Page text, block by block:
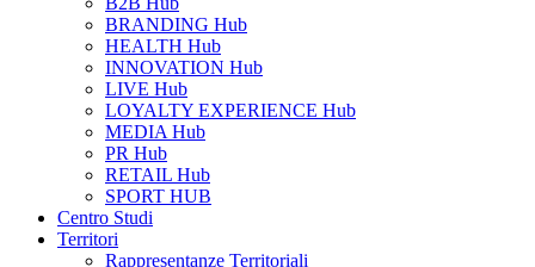
BRANDING Hub
HEALTH Hub
INNOVATION Hub
LIVE Hub
LOYALTY EXPERIENCE Hub
MEDIA Hub
PR Hub
RETAIL Hub
SPORT HUB
Centro Studi
Territori
Rappresentanze Territoriali